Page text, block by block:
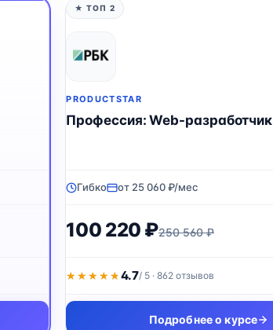
★ ТОП 2
PRODUCTSTAR
Профессия: Web-разработчик
Гибко от 25 060 ₽/мес
100 220 ₽250 560 ₽
★★★★★
★★★★★4.7/ 5 · 862 отзывов
Подробнее о курсе